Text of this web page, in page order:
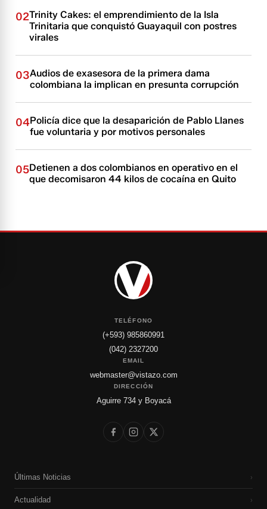
02Trinity Cakes: el emprendimiento de la Isla
Trinitaria que conquistó Guayaquil con postres
virales
03Audios de exasesora de la primera dama
colombiana la implican en presunta corrupción
04Policía dice que la desaparición de Pablo Llanes
fue voluntaria y por motivos personales
05Detienen a dos colombianos en operativo en el
que decomisaron 44 kilos de cocaína en Quito
TELÉFONO
(+593) 985860991
(042) 2327200
EMAIL
webmaster@vistazo.com
DIRECCIÓN
Aguirre 734 y Boyacá
Últimas Noticias ›
Actualidad ›